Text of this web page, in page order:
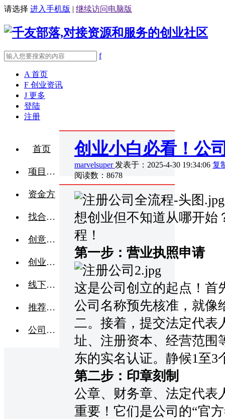
请选择 进入手机版 | 继续访问电脑版
f
A 首页
F 创业资讯
J 更多
登陆
注册
首页
项目融资
资金方
找合伙人
创意点子
创业交流
线下活动
推荐企业
公司转让
创业小白必看！公
marvelsuper 发表于：2025-4-30 19:34:06 复
阅读数：8678
想创业但不知道从哪开始
程！
第一步：营业执照申请
这是公司创立的起点！首
公司名称预先核准，就像
二。接着，提交法定代表
址、注册资本、经营范围
东的实名认证。静候1至3
第二步：印章刻制
公章、财务章、法定代表
重要！它们是公司的“官